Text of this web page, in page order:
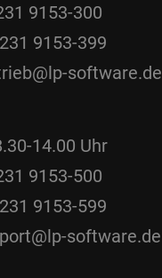
9153-300
9153-399
software.de
14.00 Uhr
9153-500
9153-599
software.de